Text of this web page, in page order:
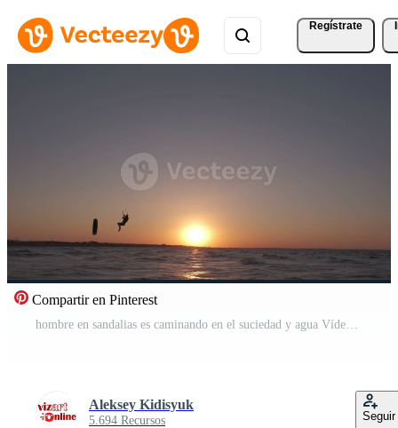
Regístrate
Compartir en Pinterest
hombre en sandalias es caminando en el suciedad y agua Vídeo Pro
Aleksey Kidisyuk
5.694 Recursos Seguir